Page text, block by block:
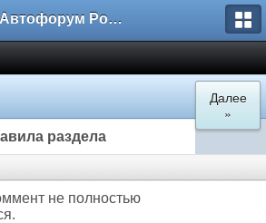
Автофорум Ростова-на-Дону
Далее
»
раздела
не полностью